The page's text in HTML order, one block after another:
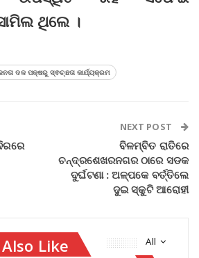
ଥିଲେ ।
ଦଳ ପକ୍ଷରୁ ସ୍ଵଚ୍ଛତା କାର୍ଯ୍ୟକ୍ରମ
NEXT POST
ବିଳମ୍ବିତ ରାତିରେ
ଚନ୍ଦ୍ରଶେଖରନଗର ଠାରେ ସଡକ
ଦୁର୍ଘଟଣା : ଅଳ୍ପକେ ବର୍ତ୍ତିଲେ
ଦୁଇ ସ୍କୁଟି ଆରୋହୀ
All
Like